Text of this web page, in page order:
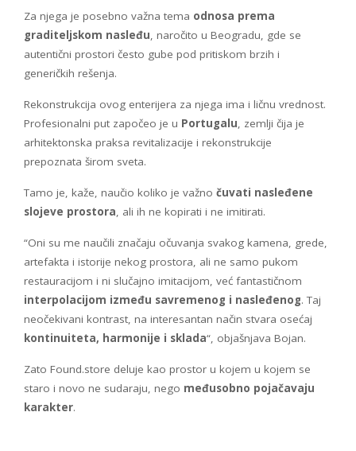
Za njega je posebno važna tema odnosa prema
graditeljskom nasleđu, naročito u Beogradu, gde se
autentični prostori često gube pod pritiskom brzih i
generičkih rešenja.
Rekonstrukcija ovog enterijera za njega ima i ličnu vrednost.
Profesionalni put započeo je u Portugalu, zemlji čija je
arhitektonska praksa revitalizacije i rekonstrukcije
prepoznata širom sveta.
Tamo je, kaže, naučio koliko je važno čuvati nasleđene
slojeve prostora, ali ih ne kopirati i ne imitirati.
“Oni su me naučili značaju očuvanja svakog kamena, grede,
artefakta i istorije nekog prostora, ali ne samo pukom
restauracijom i ni slučajno imitacijom, već fantastičnom
interpolacijom između savremenog i nasleđenog. Taj
neočekivani kontrast, na interesantan način stvara osećaj
kontinuiteta, harmonije i sklada“, objašnjava Bojan.
Zato Found.store deluje kao prostor u kojem u kojem se
staro i novo ne sudaraju, nego međusobno pojačavaju
karakter.